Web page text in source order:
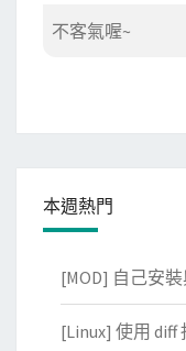
不客氣喔~
本週熱門
[MOD] 自己安
[Linux] 使用 diff